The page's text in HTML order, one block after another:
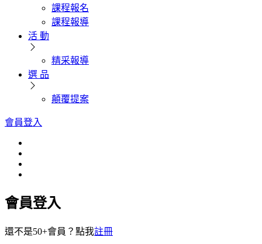
課程報名
課程報導
活 動
精采報導
選 品
顛覆提案
會員登入
會員登入
還不是50+會員？點我註冊